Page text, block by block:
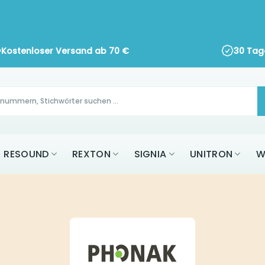
Kostenloser Versand ab 70 € 30
RESOUND REXTON SIGNIA UNITRON